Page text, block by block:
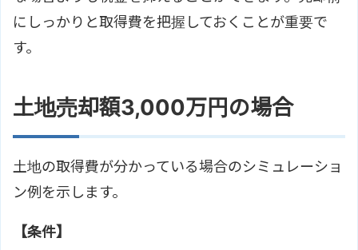
にしっかりと取得費を把握しておくことが重要で
す。
土地売却額3,000万円の場合
土地の取得費が分かっている場合のシミュレーショ
ン例を示します。
【条件】